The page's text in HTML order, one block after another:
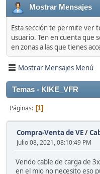
Mostrar Mensajes
Esta sección te permite ver
usuario. Ten en cuenta que
en zonas a las que tienes
Mostrar Mensajes Menú
Temas - KIKE_VFR
Páginas 1
Compra-Venta de VE/
Julio 08, 2021, 08:10:49 PM
Vendo cable de carga de
en el mio no necesito eso